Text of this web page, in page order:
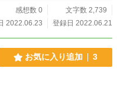
感想数 0
文字数 2,739
2022.06.23
登録日 2022.06.21
お気に入り追加 3